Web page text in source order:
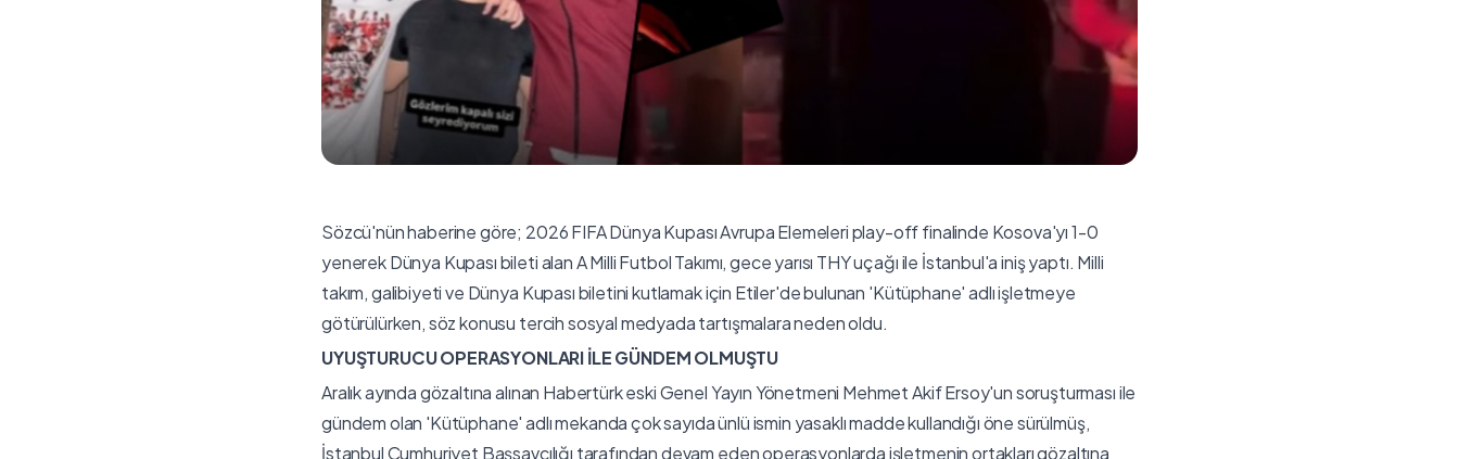
Sözcü'nün haberine göre; 2026 FIFA Dünya Kupası Avrupa Elemeleri play-off finalinde Kosova'yı 1-0
yenerek Dünya Kupası bileti alan A Milli Futbol Takımı, gece yarısı THY uçağı ile İstanbul'a iniş yaptı. Milli
takım, galibiyeti ve Dünya Kupası biletini kutlamak için Etiler'de bulunan 'Kütüphane' adlı işletmeye
götürülürken, söz konusu tercih sosyal medyada tartışmalara neden oldu.
UYUŞTURUCU OPERASYONLARI İLE GÜNDEM OLMUŞTU
Aralık ayında gözaltına alınan Habertürk eski Genel Yayın Yönetmeni Mehmet Akif Ersoy'un soruşturması ile
gündem olan 'Kütüphane' adlı mekanda çok sayıda ünlü ismin yasaklı madde kullandığı öne sürülmüş,
İstanbul Cumhuriyet Başsavcılığı tarafından devam eden operasyonlarda işletmenin ortakları gözaltına